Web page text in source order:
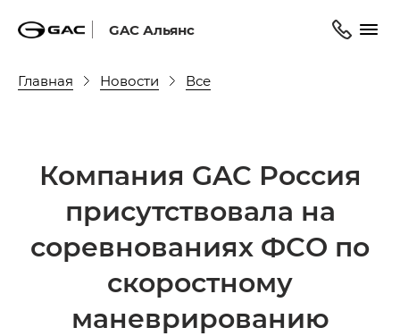
GAC Альянс
Главная Новости Все
Компания GAC Россия
присутствовала на
соревнованиях ФСО по
скоростному
маневрированию